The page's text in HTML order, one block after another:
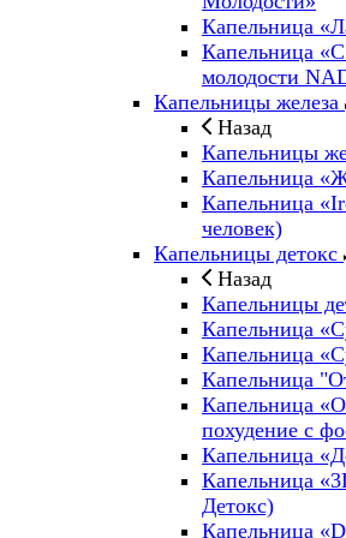
Капельница
Капельница
молодости
Капельницы железа
Назад
Капельницы
Капельница
Капельница
человек)
Капельницы детокс
Назад
Капельницы
Капельница
Капельница
Капельница
Капельница
похудение с
Капельница
Капельница
Детокс)
Капельница